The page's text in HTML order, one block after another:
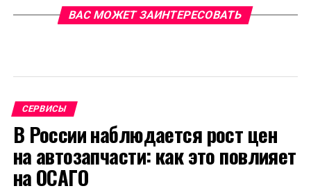
ВАС МОЖЕТ ЗАИНТЕРЕСОВАТЬ
СЕРВИСЫ
В России наблюдается рост цен
на автозапчасти: как это повлияет
на ОСАГО